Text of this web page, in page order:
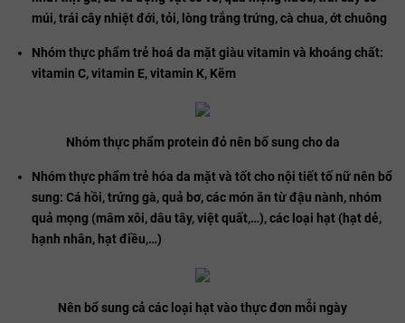
múi, trái cây nhiệt đới, tỏi, lòng trắng trứng, cà chua, ớt chuông
Nhóm thực phẩm trẻ hoá da mặt giàu vitamin và khoáng chất:
vitamin C, vitamin E, vitamin K, Kẽm
Nhóm thực phẩm protein đỏ nên bổ sung cho da
​​Nhóm thực phẩm trẻ hóa da mặt và tốt cho nội tiết tố nữ nên bổ
sung: Cá hồi, trứng gà, quả bơ, các món ăn từ đậu nành, nhóm
quả mọng (mâm xôi, dâu tây, việt quất,…), các loại hạt (hạt dẻ,
hạnh nhân, hạt điều,…)
Nên bổ sung cả các loại hạt vào thực đơn mỗi ngày